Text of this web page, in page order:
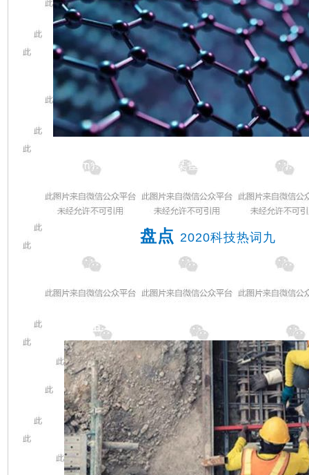
nm），并由此具有某些新特性的材料。广
景。
盘点 2020科技热词九
云监工